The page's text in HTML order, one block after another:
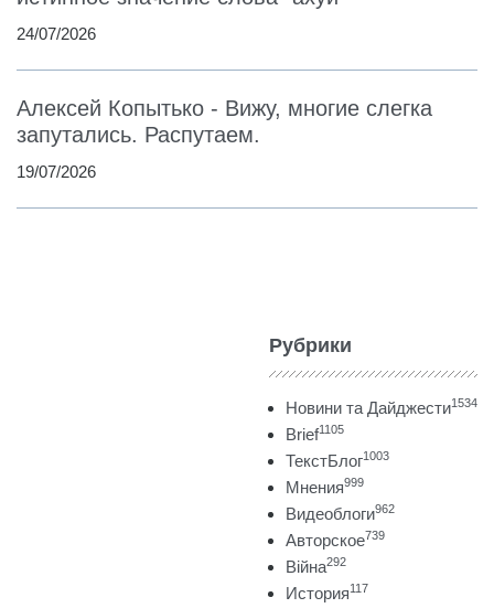
24/07/2026
Алексей Копытько - Вижу, многие слегка
запутались. Распутаем.
19/07/2026
Рубрики
Новини та Дайджести1534
Brief1105
ТекстБлог1003
Мнения999
Видеоблоги962
Авторское739
Війна292
История117